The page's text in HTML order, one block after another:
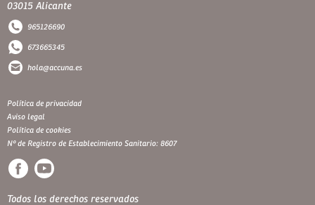
03015 Alicante
965126690
673665345
hola@accuna.es
Política de privacidad
Aviso legal
Política de cookies
Nº de Registro de Establecimiento Sanitario: 8607
Todos los derechos reservados